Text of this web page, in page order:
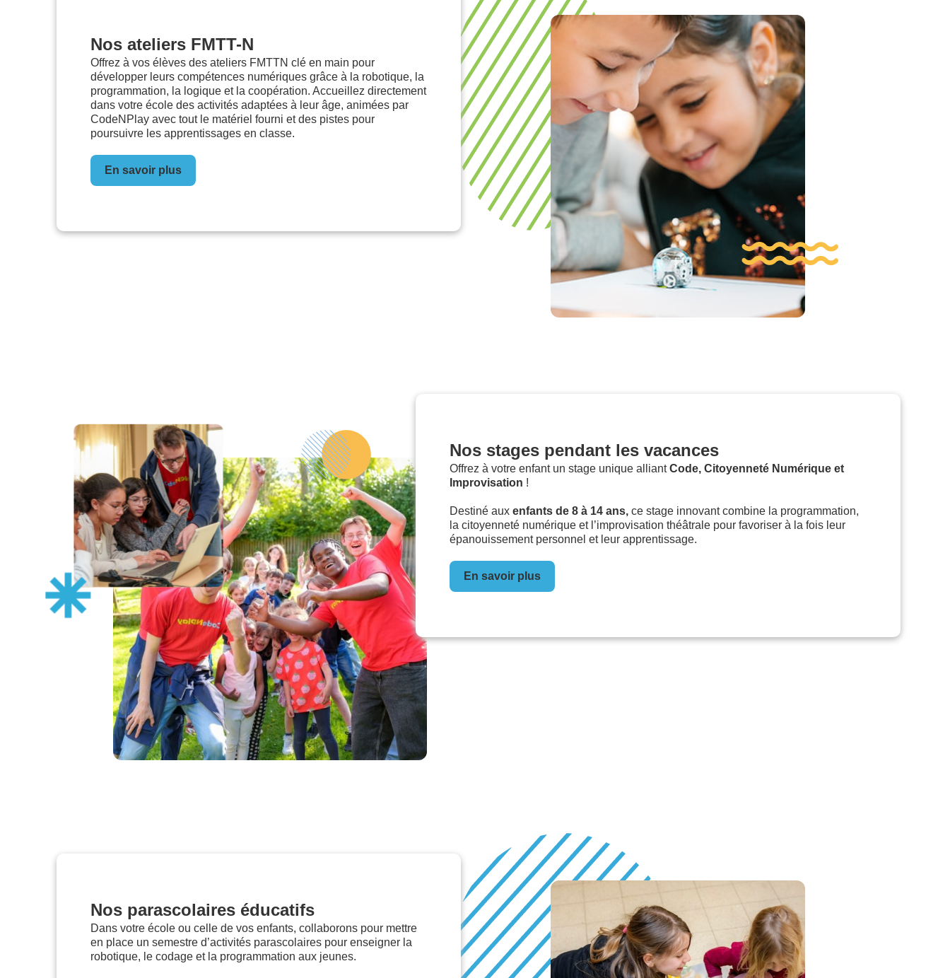
Nos ateliers FMTT-N
Offrez à vos élèves des ateliers FMTTN clé en main pour
développer leurs compétences numériques grâce à la robotique, la
programmation, la logique et la coopération. Accueillez directement
dans votre école des activités adaptées à leur âge, animées par
CodeNPlay avec tout le matériel fourni et des pistes pour
poursuivre les apprentissages en classe.
En savoir plus
Nos stages pendant les vacances
Offrez à votre enfant un stage unique alliantCode, Citoyenneté Numérique et
Improvisation !
Destiné aux enfants de 8 à 14 ans,ce stage innovant combine la programmation,
la citoyenneté numérique et l’improvisation théâtrale pour favoriser à la fois leur
épanouissement personnel et leur apprentissage.
En savoir plus
Nos parascolaires éducatifs
Dans votre école ou celle de vos enfants, collaborons pour mettre
en place un semestre d’activités parascolaires pour enseigner la
robotique, le codage et la programmation aux jeunes.